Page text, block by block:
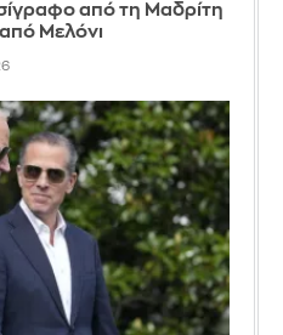
από τη Μαδρίτη
Μελόνι